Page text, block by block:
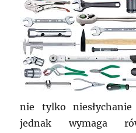
nie tylko
jednak wymaga